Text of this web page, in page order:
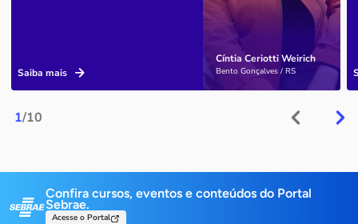
1/10
Cíntia Ceriotti Weirich
Bento Gonçalves / RS
Saiba mais
Confira cursos, eventos e conteúdos do Portal
Sebrae.
Acesse o Portal